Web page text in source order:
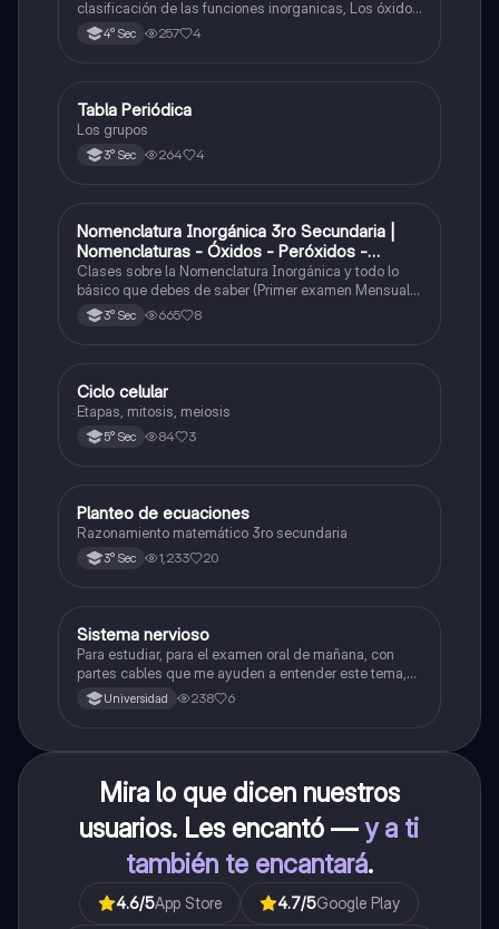
clasificación de las funciones inorganicas, Los óxidos
y los óxidos ácidos
4° Sec 257 4
Química
Tabla Periódica
Los grupos
3° Sec 264 4
Química
Nomenclatura Inorgánica 3ro Secundaria |
Nomenclaturas - Óxidos - Peróxidos -
Hidróxido o Bases
Clases sobre la Nomenclatura Inorgánica y todo lo
básico que debes de saber (Primer examen Mensual
2025)3° Sec 665 8
Biología
Ciclo celular
Etapas, mitosis, meiosis
5° Sec 84 3
Matemáticas
Planteo de ecuaciones
Razonamiento matemático 3ro secundaria
3° Sec 1,233 20
Biología
Sistema nervioso
Para estudiar, para el examen oral de mañana, con
partes cables que me ayuden a entender este tema,
porque se me complica un poco ya que el tema es
muy extenso y quisiera poder lograr entenderlo
Universidad 238 6
Mira lo que dicen nuestros
usuarios. Les encantó —y a ti
también te encantará.
4.6/5App Store 4.7/5Google Play